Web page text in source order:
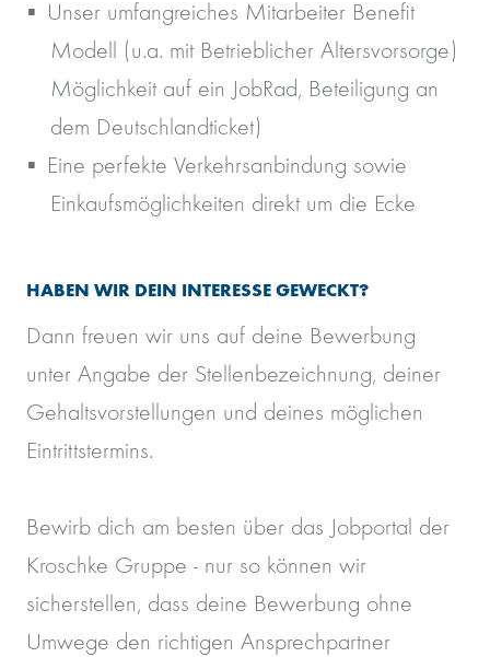
Unser umfangreiches Mitarbeiter Benefit
Modell (u.a. mit Betrieblicher Altersvorsorge)
Möglichkeit auf ein JobRad, Beteiligung an
dem Deutschlandticket)
Eine perfekte Verkehrsanbindung sowie
Einkaufsmöglichkeiten direkt um die Ecke
HABEN WIR DEIN INTERESSE GEWECKT?
Dann freuen wir uns auf deine Bewerbung
unter Angabe der Stellenbezeichnung, deiner
Gehaltsvorstellungen und deines möglichen
Eintrittstermins.
Bewirb dich am besten über das Jobportal der
Kroschke Gruppe - nur so können wir
sicherstellen, dass deine Bewerbung ohne
Umwege den richtigen Ansprechpartner